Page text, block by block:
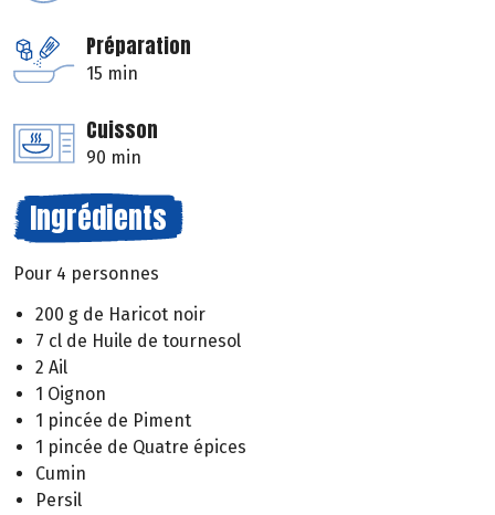
Préparation
15 min
Cuisson
90 min
Ingrédients
Pour 4 personnes
200 g de Haricot noir
7 cl de Huile de tournesol
2 Ail
1 Oignon
1 pincée de Piment
1 pincée de Quatre épices
Cumin
Persil